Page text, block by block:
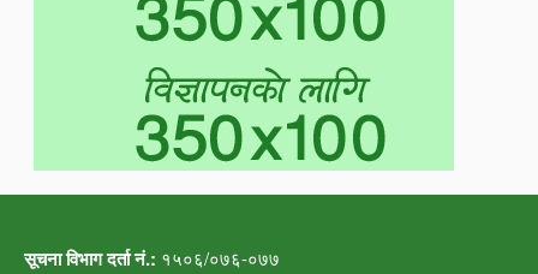
सूचना विभाग दर्ता नं.: १५०६/०७६-०७७